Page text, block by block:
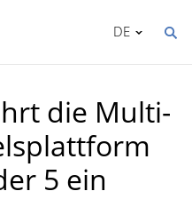
DE
die Multi-
5 ein